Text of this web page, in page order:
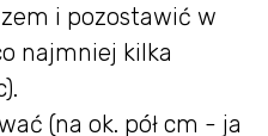
i pozostawić w
najmniej kilka
(na ok. pół cm - ja